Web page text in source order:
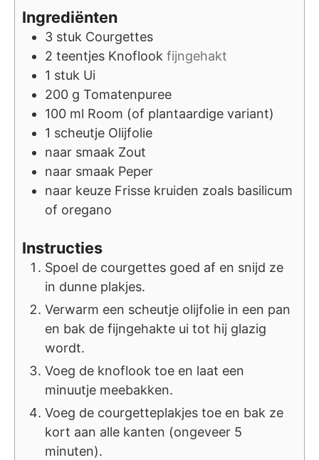
Ingrediënten
3 stuk Courgettes
2 teentjes Knoflook fijngehakt
1 stuk Ui
200 g Tomatenpuree
100 ml Room (of plantaardige variant)
1 scheutje Olijfolie
naar smaak Zout
naar smaak Peper
naar keuze Frisse kruiden zoals basilicum
of oregano
Instructies
Spoel de courgettes goed af en snijd ze
in dunne plakjes.
Verwarm een scheutje olijfolie in een pan
en bak de fijngehakte ui tot hij glazig
wordt.
Voeg de knoflook toe en laat een
minuutje meebakken.
Voeg de courgetteplakjes toe en bak ze
kort aan alle kanten (ongeveer 5
minuten).